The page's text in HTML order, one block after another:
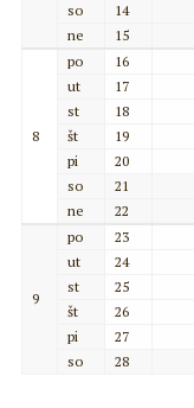
so
14
ne
15
8
po
16
ut
17
st
18
št
19
pi
20
so
21
ne
22
9
po
23
ut
24
st
25
št
26
pi
27
so
28